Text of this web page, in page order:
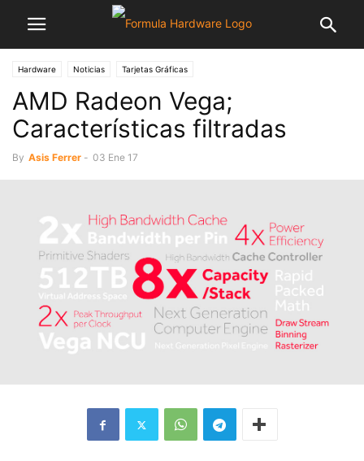
Hardware Noticias Tarjetas Gráficas
AMD Radeon Vega;
Características filtradas
By Asis Ferrer - 03 Ene 17